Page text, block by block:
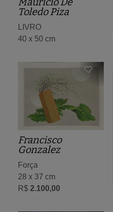
Toledo Piza
LIVRO
40 x 50 cm
Francisco
Gonzalez
Força
28 x 37 cm
R$ 2.100,00